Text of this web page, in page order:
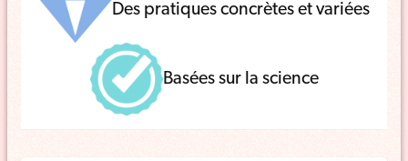
Des pratiques concrètes et variées
Basées sur la science